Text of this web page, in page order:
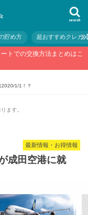
search
貯め方 超おすすめクレカ
トでの交換方法まとめはこ
2020/1/1！？
ます。
最新情報・お得情報
成田空港に就